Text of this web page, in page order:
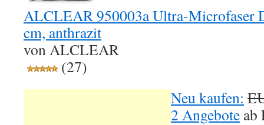
ALCLEAR 950003a Ultra-Microfaser
cm, anthrazit
von ALCLEAR
(27)
Neu kaufen:
2 Angebote ab